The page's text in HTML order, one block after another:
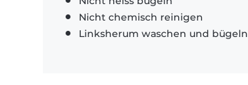
Nicht chemisch reinigen
Linksherum waschen und bügeln